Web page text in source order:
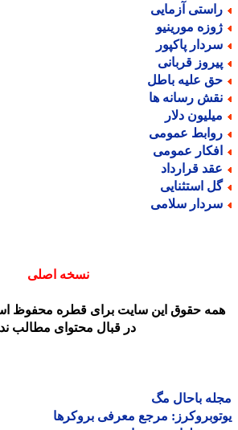
آزمایی
مورینیو
پاکپور
قربانی
علیه باطل
رسانه ها
دلار
عمومی
عمومی
قرارداد
استثنایی
سلامی
نسخه اصلی
حقوق این سایت برای قطره محفوظ
در قبال محتوای مطالب ندارد.
باحال مگ
مرجع معرفی بروکرها